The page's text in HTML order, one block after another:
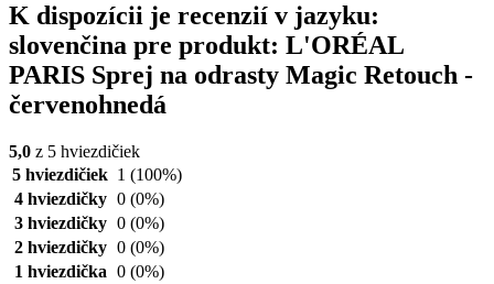
K dispozícii je recenzií v jazyku:
slovenčina pre produkt: L'ORÉAL
PARIS Sprej na odrasty Magic Retouch -
červenohnedá
5,0 z 5 hviezdičiek
5 hviezdičiek 1 (100%)
4 hviezdičky 0 (0%)
3 hviezdičky 0 (0%)
2 hviezdičky 0 (0%)
1 hviezdička 0 (0%)